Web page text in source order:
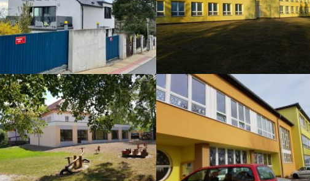
Žádost o dotaci na zateplení a
vzduchotechniku
Zateplení školy
Vzduchotechnika mateřské
školy
Nové vytápění základní školy